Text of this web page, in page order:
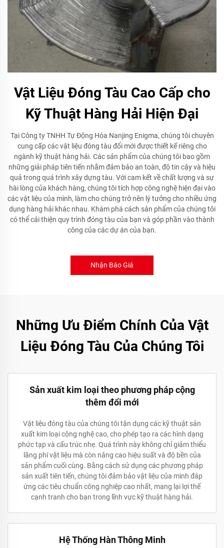
Vật Liệu Đóng Tàu Cao Cấp cho
Kỹ Thuật Hàng Hải Hiện Đại
Tại Công ty TNHH Tự Động Hóa Nanjing Enigma, chúng tôi chuyên
cung cấp các vật liệu đóng tàu đổi mới được thiết kế riêng cho
ngành kỹ thuật hàng hải. Các sản phẩm của chúng tôi bao gồm
những giải pháp tiên tiến nhằm đảm bảo an toàn, độ tin cậy và hiệu
quả trong quá trình xây dựng tàu. Với cam kết về chất lượng và sự
hài lòng của khách hàng, chúng tôi tích hợp công nghệ hiện đại vào
các vật liệu của mình, làm cho chúng trở nên lý tưởng cho nhiều ứng
dụng hàng hải khác nhau. Khám phá cách sản phẩm của chúng tôi
có thể cải thiện quy trình đóng tàu của bạn và góp phần vào thành
công của các dự án của bạn.
Nhận Báo Giá
Những Ưu Điểm Chính Của Vật
Liệu Đóng Tàu Của Chúng Tôi
Sản xuất kim loại theo phương pháp cộng
thêm đổi mới
Vật liệu đóng tàu của chúng tôi tận dụng các kỹ thuật sản
xuất kim loại cộng nghệ cao, cho phép tạo ra các hình dạng
phức tạp và cấu trúc nhẹ. Quá trình này không chỉ giảm thiểu
lãng phí vật liệu mà còn nâng cao hiệu suất và độ bền của
sản phẩm cuối cùng. Bằng cách sử dụng các phương pháp
sản xuất tiên tiến, chúng tôi đảm bảo vật liệu của mình đáp
ứng các tiêu chuẩn công nghiệp cao nhất, mang lại lợi thế
cạnh tranh cho bạn trong lĩnh vực kỹ thuật hàng hải.
Hệ Thống Hàn Thông Minh